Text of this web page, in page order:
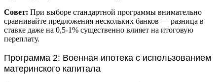
Совет: При выборе стандартной программы внимательно
сравнивайте предложения нескольких банков — разница в
ставке даже на 0,5-1% существенно влияет на итоговую
переплату.
Программа 2: Военная ипотека с использованием
материнского капитала